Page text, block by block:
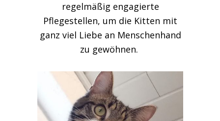
regelmäßig engagierte
Pflegestellen, um die Kitten mit
ganz viel Liebe an Menschenhand
zu gewöhnen.